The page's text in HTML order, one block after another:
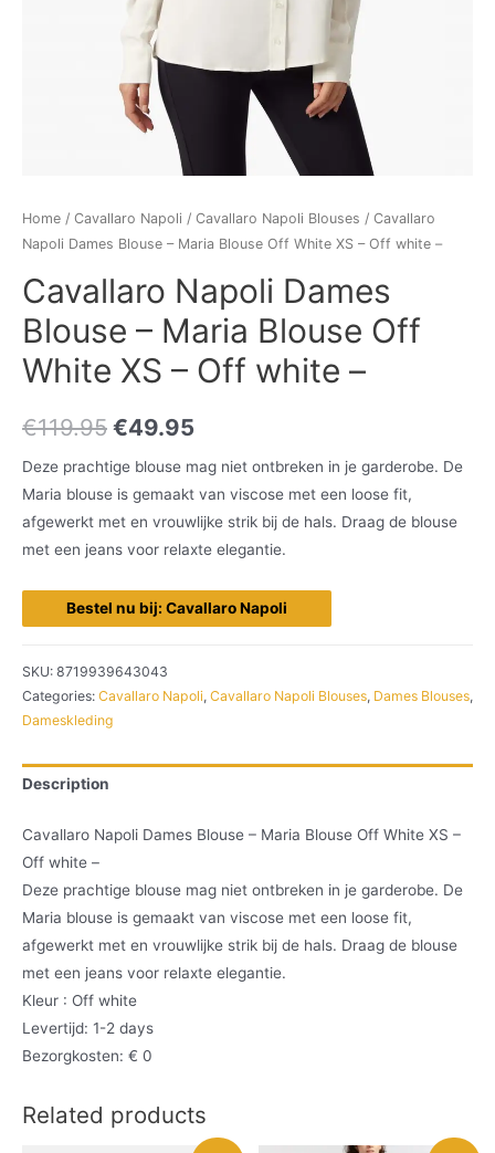
Home / Cavallaro Napoli / Cavallaro Napoli Blouses / Cavallaro
Napoli Dames Blouse – Maria Blouse Off White XS – Off white –
Cavallaro Napoli Dames
Blouse – Maria Blouse Off
White XS – Off white –
€119.95 €49.95
Deze prachtige blouse mag niet ontbreken in je garderobe. De
Maria blouse is gemaakt van viscose met een loose fit,
afgewerkt met en vrouwlijke strik bij de hals. Draag de blouse
met een jeans voor relaxte elegantie.
Bestel nu bij: Cavallaro Napoli
SKU: 8719939643043
Categories: Cavallaro Napoli, Cavallaro Napoli Blouses, Dames Blouses,
Dameskleding
Description
Cavallaro Napoli Dames Blouse – Maria Blouse Off White XS –
Off white –
Deze prachtige blouse mag niet ontbreken in je garderobe. De
Maria blouse is gemaakt van viscose met een loose fit,
afgewerkt met en vrouwlijke strik bij de hals. Draag de blouse
met een jeans voor relaxte elegantie.
Kleur : Off white
Levertijd: 1-2 days
Bezorgkosten: € 0
Related products